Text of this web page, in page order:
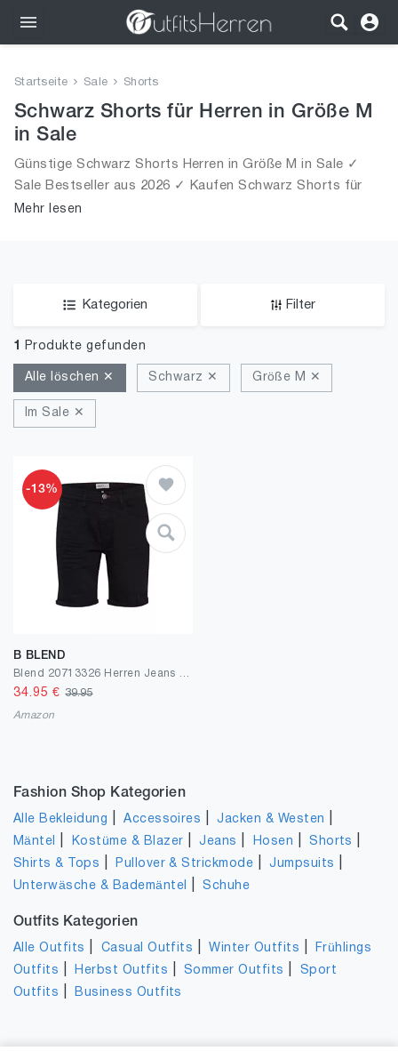
Bekleidung
Schuhe
Startseite Sale Shorts
Schwarz Shorts für Herren in Größe M
in Sale
Günstige Schwarz Shorts Herren in Größe M in Sale ✓
Sale Bestseller aus 2026 ✓ Kaufen Schwarz Shorts für
Männer in Größe M in Sale!
Mehr lesen
Kategorien Filter
1 Produkte gefunden
Alle löschen ✕ Schwarz ✕ Größe M ✕
Im Sale ✕
-13%
B BLEND
34.95 €39.95
Amazon
Fashion Shop Kategorien
Alle Bekleidung |Accessoires |Jacken & Westen
Mäntel Kostüme & Blazer |Jeans Hosen |Shorts
Shirts & Tops Pullover & Strickmode |Jumpsuits
Unterwäsche & Bademäntel |Schuhe
Outfits Kategorien
Alle Outfits Casual Outfits |Winter Outfits
Frühlings
Outfits
Herbst Outfits Sommer Outfits
Sport
Outfits
Business Outfits